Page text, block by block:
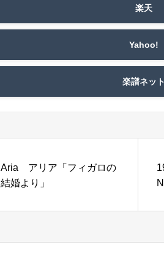
楽天
Yahoo!
楽譜ネッ
Aria アリア「フィガロの
結婚より」